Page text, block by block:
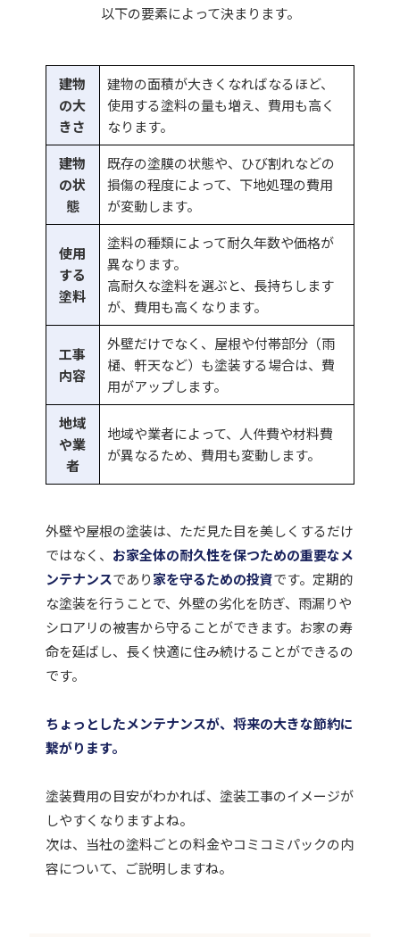
以下の要素によって決まります。
建物
の大
きさ
建物の面積が大きくなればなるほど、
使用する塗料の量も増え、費用も高く
なります。
建物
の状
態
既存の塗膜の状態や、ひび割れなどの
損傷の程度によって、下地処理の費用
が変動します。
使用
する
塗料
塗料の種類によって耐久年数や価格が
異なります。
高耐久な塗料を選ぶと、長持ちします
が、費用も高くなります。
工事
内容
外壁だけでなく、屋根や付帯部分（雨
樋、軒天など）も塗装する場合は、費
用がアップします。
地域
や業
者
地域や業者によって、人件費や材料費
が異なるため、費用も変動します。
外壁や屋根の塗装は、ただ見た目を美しくするだけ
ではなく、 お家全体の耐久性を保つための重要なメ
ンテナンスであり家を守るための投資です。定期的
な塗装を行うことで、外壁の劣化を防ぎ、雨漏りや
シロアリの被害から守ることができます。お家の寿
命を延ばし、長く快適に住み続けることができるの
です。
ちょっとしたメンテナンスが、将来の大きな節約に
繋がります。
塗装費用の目安がわかれば、塗装工事のイメージが
しやすくなりますよね。
次は、当社の塗料ごとの料金やコミコミパックの内
容について、ご説明しますね。